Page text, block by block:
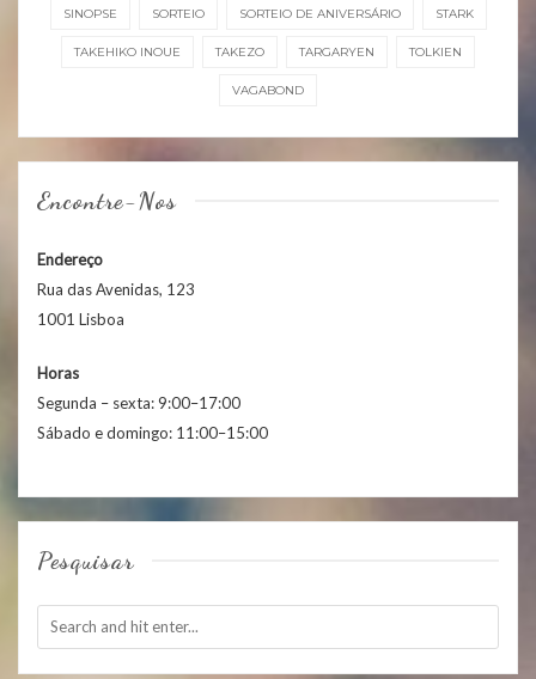
SINOPSE SORTEIO SORTEIO DE ANIVERSÁRIO STARK
TAKEHIKO INOUE TAKEZO TARGARYEN TOLKIEN
VAGABOND
Encontre-Nos
Endereço
Rua das Avenidas, 123
1001 Lisboa
Horas
Segunda – sexta: 9:00–17:00
Sábado e domingo: 11:00–15:00
Pesquisar